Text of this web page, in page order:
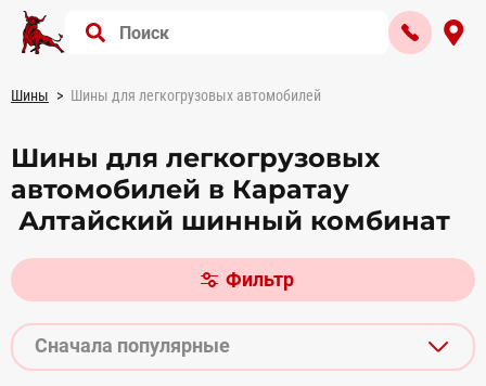
Шины Шины для легкогрузовых автомобилей
Шины для легкогрузовых
автомобилей в Каратау
Алтайский шинный комбинат
Фильтр
Сначала популярные